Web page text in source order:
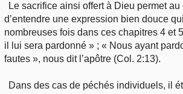
Le sacrifice ainsi offert à Dieu permet
d’entendre une expression bien douce
nombreuses fois dans ces chapitres 4 et
il lui sera pardonné » ; « Nous ayant
fautes », nous dit l’apôtre (Col. 2:13).
Dans des cas de péchés individuels, il